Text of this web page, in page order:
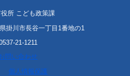
所 こども政策課
掛川市長谷一丁目1番地の1
21-1211
問い合わせ
個人情報保護